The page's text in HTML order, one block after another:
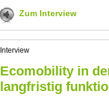
Zum Interview
Interview
Ecomobility in
langfristig